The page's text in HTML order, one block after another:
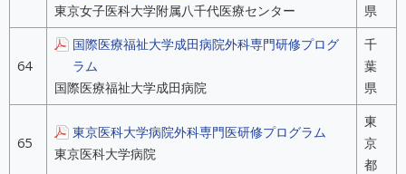
東京女子医科大学附属八千代医療センター
県
64
国際医療福祉大学成田病院外科専門研修プログ
ラム
国際医療福祉大学成田病院
千
葉
県
65
東京医科大学病院外科専門医研修プログラム
東京医科大学病院
東
京
都